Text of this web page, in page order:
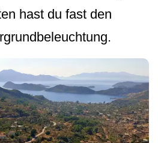
hast du fast den